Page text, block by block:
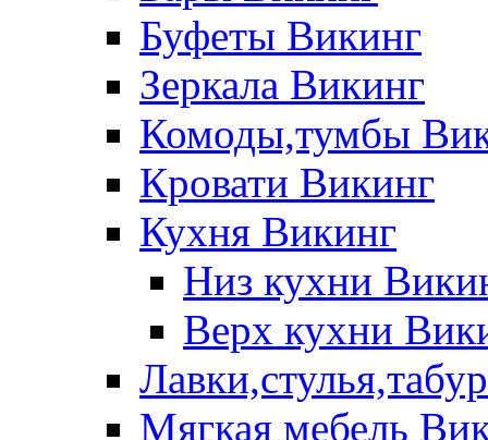
Буфеты Викинг
Зеркала Викинг
Комоды,тумбы
Кровати Викинг
Кухня Викинг
Низ кухни
Верх кухни
Мягкая мебель